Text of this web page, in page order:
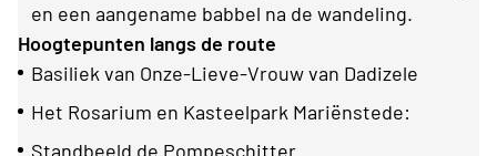
en een aangename babbel na de wandeling.
Hoogtepunten langs de route
Basiliek van Onze-Lieve-Vrouw van Dadizele
Het Rosarium en Kasteelpark Mariënstede:
Standbeeld de Pompeschitter